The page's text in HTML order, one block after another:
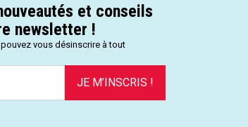
et conseils
newsletter !
vous désinscrire à tout
JE M’INSCRIS !